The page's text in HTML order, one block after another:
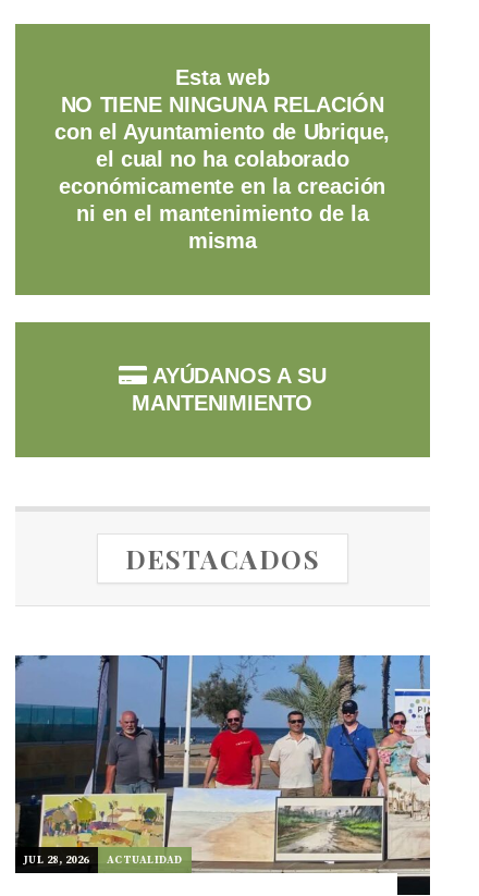
Esta web
NO TIENE NINGUNA RELACIÓN
con el Ayuntamiento de Ubrique,
el cual no ha colaborado
económicamente en la creación
ni en el mantenimiento de la
misma
AYÚDANOS A SU
MANTENIMIENTO
DESTACADOS
JUL 28, 2026 ACTUALIDAD